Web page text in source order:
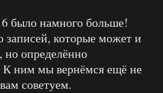
было намного больше!
записей, которые может и
определённо
К ним мы вернёмся ещё не
советуем.